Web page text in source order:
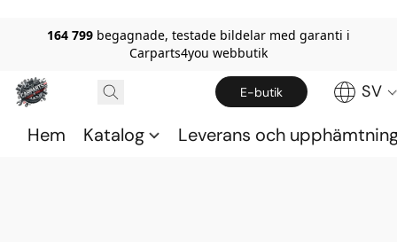
164 799 begagnade, testade bildelar med garanti i
Carparts4you webbutik
E-butik SV
Hem Katalog Leverans och